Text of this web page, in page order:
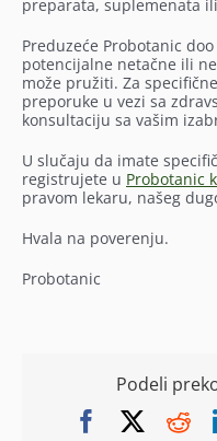
preparata, suplemenata
Preduzeće Probotanic
potencijalne netačne ili
može pružiti. Za
preporuke u vezi sa
konsultaciju sa vašim
U slučaju da imate
registrujete u Probotanic
pravom lekaru, našeg
Hvala na poverenju.
Probotanic
Podeli
Facebook